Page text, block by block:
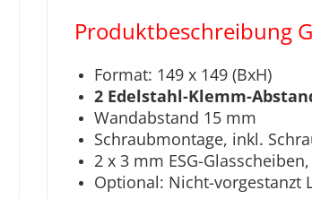
Produktbeschreibung
Format: 149 x 149 (BxH)
2 Edelstahl-Klemm-
Wandabstand 15 mm
Schraubmontage, inkl.
2 x 3 mm ESG-
Optional: Nicht-vorgestanzt